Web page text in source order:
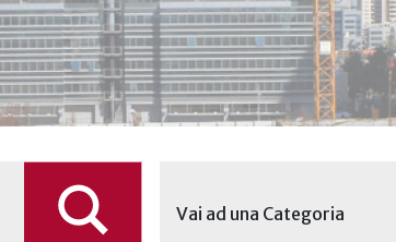
Vai ad una Categoria